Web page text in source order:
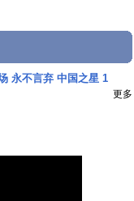
永不言弃 中国之星 1
更多